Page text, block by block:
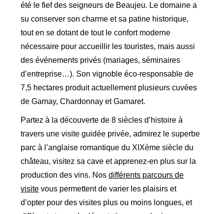
été le fief des seigneurs de Beaujeu. Le domaine a
su conserver son charme et sa patine historique,
tout en se dotant de tout le confort moderne
nécessaire pour accueillir les touristes, mais aussi
des événements privés (mariages, séminaires
d’entreprise…). Son vignoble éco-responsable de
7,5 hectares produit actuellement plusieurs cuvées
de Gamay, Chardonnay et Gamaret.
Partez à la découverte de 8 siècles d’histoire à
travers une visite guidée privée, admirez le superbe
parc à l’anglaise romantique du XIXème siècle du
château, visitez sa cave et apprenez-en plus sur la
production des vins. Nos différents parcours de
visite vous permettent de varier les plaisirs et
d’opter pour des visites plus ou moins longues, et